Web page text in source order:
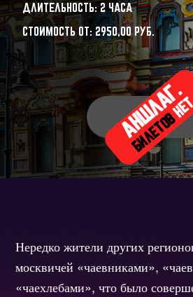
ДЛИТЕЛЬНОСТЬ: 2 ЧАСА
СТОИМОСТЬ ОТ:2950,00РУБ.
АНШЛАГ.
БИЛЕТОВ
Нередко жители других
москвичей «чаевниками»,
«чаехлебами», что было